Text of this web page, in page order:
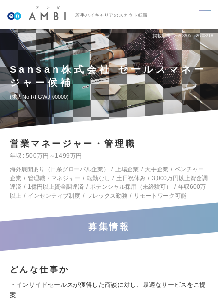
若手ハイキャリアのスカウト転職
掲載期間 26/08/05～26/08/18
Sansan株式会社 セールスマネー
ジャー候補
求人No.RFGWJ-00000
営業マネージャー・管理職
年収
500万円～1499万円
海外展開あり（日系グローバル企業）
上場企業 大手企業
ベンチャー
企業
管理職・マネジャー 転勤なし 土日祝休み
3,000万円以上資金調
達済
1億円以上資金調達済 ポテンシャル採用（未経験可）
年収600万
以上
インセンティブ制度 フレックス勤務 リモートワーク可能
募集情報
どんな仕事か
・インサイドセールスが獲得した商談に対し、最適なサービスをご提
案